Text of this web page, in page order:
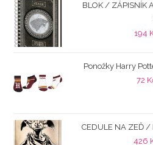
BLOK / ZÁPISNÍK
194
Ponožky Harry
72
CEDULE NA ZEĎ /
426